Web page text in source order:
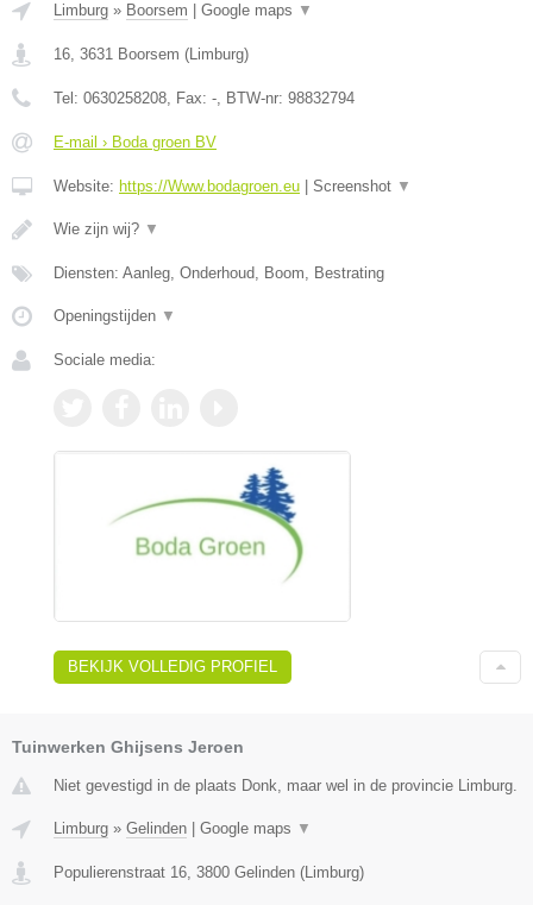
Limburg » Boorsem Google maps ▼
16, 3631 Boorsem (Limburg)
Tel: 0630258208, Fax: -, BTW-nr: 98832794
E-mail › Boda groen BV
Website: https://Www.bodagroen.eu Screenshot ▼
Wie zijn wij? ▼
Diensten: Aanleg, Onderhoud, Boom, Bestrating
Openingstijden ▼
Sociale media:
BEKIJK VOLLEDIG PROFIEL
Tuinwerken Ghijsens Jeroen
Niet gevestigd in de plaats Donk, maar wel in de provincie Limburg.
Limburg » Gelinden Google maps ▼
Populierenstraat 16 3800 Gelinden ( Limburg)